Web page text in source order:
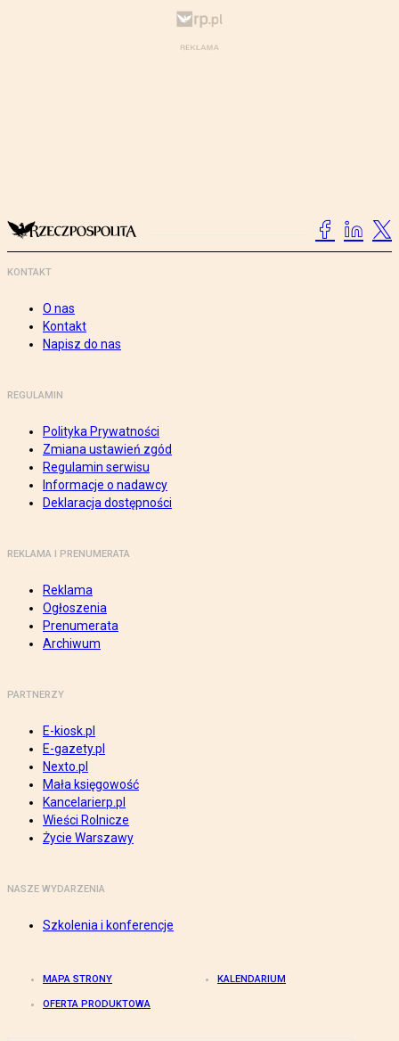
KONTAKT
O nas
Kontakt
Napisz do nas
REGULAMIN
Polityka Prywatności
Zmiana ustawień zgód
Regulamin serwisu
Informacje o nadawcy
Deklaracja dostępności
REKLAMA I PRENUMERATA
Reklama
Ogłoszenia
Prenumerata
Archiwum
PARTNERZY
E-kiosk.pl
E-gazety.pl
Nexto.pl
Mała księgowość
Kancelarierp.pl
Wieści Rolnicze
Życie Warszawy
NASZE WYDARZENIA
Szkolenia i konferencje
MAPA STRONY KALENDARIUM
OFERTA PRODUKTOWA